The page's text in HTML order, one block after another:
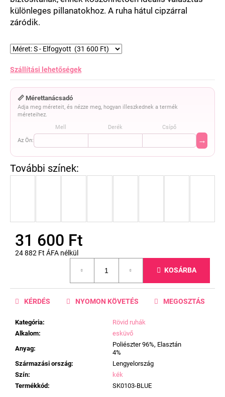
különleges pillanatokhoz. A ruha hátul cipzárral
záródik.
Szállítási lehetőségek
📏 Mérettanácsadó
Adja meg méreteit, és nézze meg, hogyan illeszkednek a termék
méreteihez.
Mell
Derék Csípő
Az Ön: →
31 600 Ft
24 882 Ft ÁFA nélkül
KOSÁRBA
Kategória:
Rövid ruhák
Alkalom:
esküvő
Anyag:
Poliészter 96%, Elasztán
4%
Származási ország:
Lengyelország
Szín:
kék
Termékkód: SK0103-BLUE
KÉRDÉS NYOMON KÖVETÉS MEGOSZTÁS